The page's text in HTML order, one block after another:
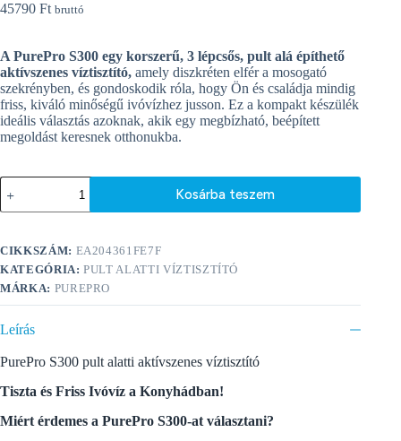
45790 Ft bruttó
A PurePro S300 egy korszerű, 3 lépcsős, pult alá építhető
aktívszenes víztisztító, amely diszkréten elfér a mosogató
szekrényben, és gondoskodik róla, hogy Ön és családja mindig
friss, kiváló minőségű ivóvízhez jusson. Ez a kompakt készülék
ideális választás azoknak, akik egy megbízható, beépített
megoldást keresnek otthonukba.
PurePro
S300
aktívszenes
mennyiség
Kosárba teszem
t
e
r
n
t
v
:
CIKKSZÁM: EA204361FE7F
KATEGÓRIA:PULT ALATTI VÍZTISZTÍTÓ
MÁRKA: PUREPRO
Leírás
PurePro S300 pult alatti aktívszenes víztisztító
Tiszta és Friss Ivóvíz a Konyhádban!
Miért érdemes a PurePro S300-at választani?